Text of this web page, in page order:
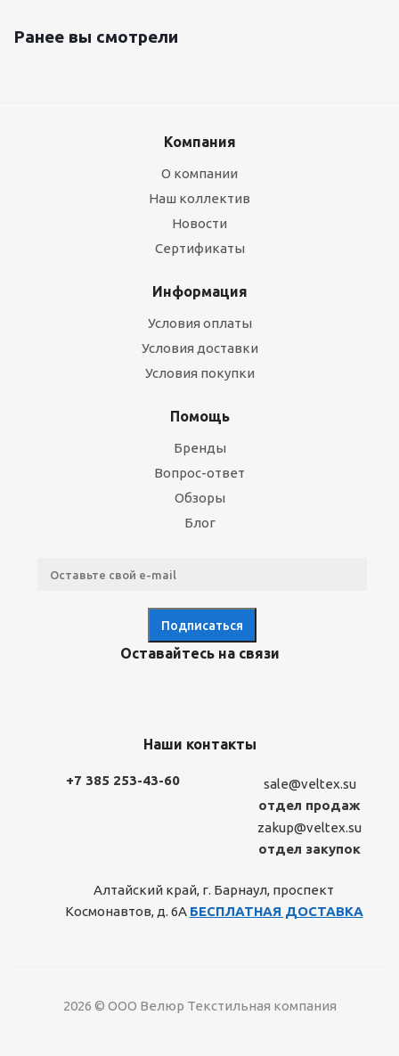
Ранее вы смотрели
Компания
О компании
Наш коллектив
Новости
Сертификаты
Информация
Условия оплаты
Условия доставки
Условия покупки
Помощь
Бренды
Вопрос-ответ
Обзоры
Блог
Оставайтесь на связи
Наши контакты
+7 385 253-43-60
sale@veltex.su
отдел продаж
zakup@veltex.su
отдел закупок
Алтайский край, г. Барнаул, проспект
Космонавтов, д. 6А БЕСПЛАТНАЯ ДОСТАВКА
2026 © ООО Велюр Текстильная компания